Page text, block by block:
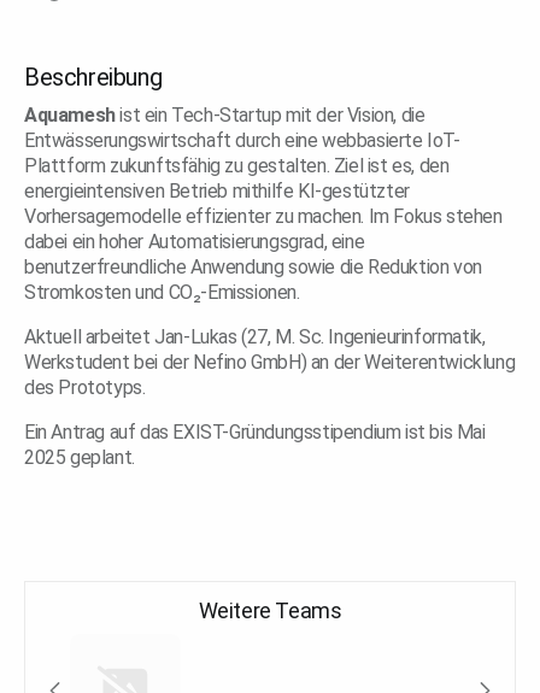
Beschreibung
Aquameshist ein Tech-Startup mit der Vision, die
Entwässerungswirtschaft durch eine webbasierte IoT-
Plattform zukunftsfähig zu gestalten. Ziel ist es, den
energieintensiven Betrieb mithilfe KI-gestützter
Vorhersagemodelle effizienter zu machen. Im Fokus stehen
dabei ein hoher Automatisierungsgrad, eine
benutzerfreundliche Anwendung sowie die Reduktion von
Stromkosten und CO₂-Emissionen.
Aktuell arbeitet Jan-Lukas (27, M. Sc. Ingenieurinformatik,
Werkstudent bei der Nefino GmbH) an der Weiterentwicklung
des Prototyps.
Ein Antrag auf das EXIST-Gründungsstipendium ist bis Mai
2025 geplant.
Weitere Teams